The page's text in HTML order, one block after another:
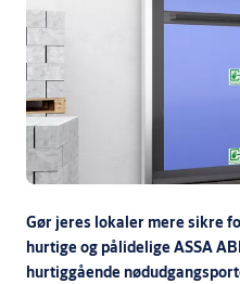
Gør jeres lokaler mere sikre
hurtige og pålidelige ASSA
hurtiggående